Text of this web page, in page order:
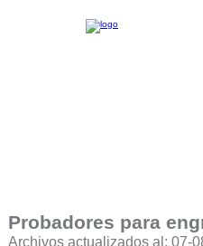
Probadores para
Archivos actualizados al: 07-